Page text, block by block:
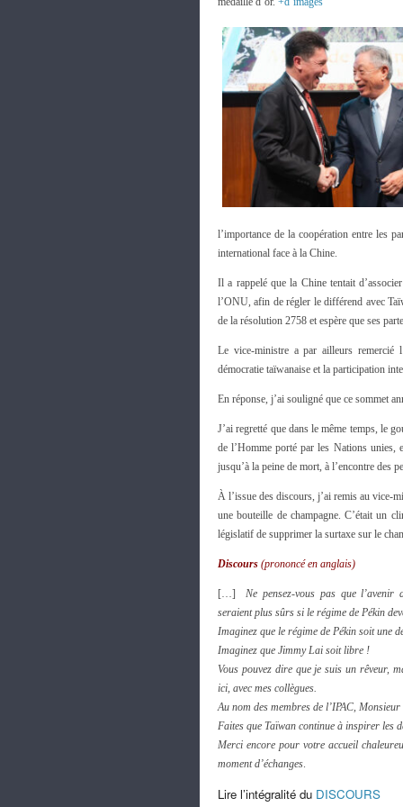
l’importance de la coopération entre les
international face à la Chine.
Il a rappelé que la Chine tentait
l’ONU, afin de régler le différend avec
de la résolution 2758 et espère que ses
Le vice-ministre a par ailleurs remercié
démocratie taïwanaise et la participation
En réponse, j’ai souligné que ce sommet
J’ai regretté que dans le même temps, le
de l’Homme porté par les Nations unies,
jusqu’à la peine de mort, à l’encontre des
À l’issue des discours, j’ai remis au vice-
une bouteille de champagne. C’était un
législatif de supprimer la surtaxe sur le
Discours (prononcé en anglais)
[…]Ne pensez-vous pas que l’avenir
seraient plus sûrs si le régime de Pékin
Imaginez que le régime de Pékin soit une
Imaginez que Jimmy Lai soit libre !
Vous pouvez dire que je suis un rêveur,
ici, avec mes collègues.
Au nom des membres de l’IPAC,
Faites que Taïwan continue à inspirer les
Merci encore pour votre accueil
moment d’échanges.
Lire l’intégralité du DISCOURS